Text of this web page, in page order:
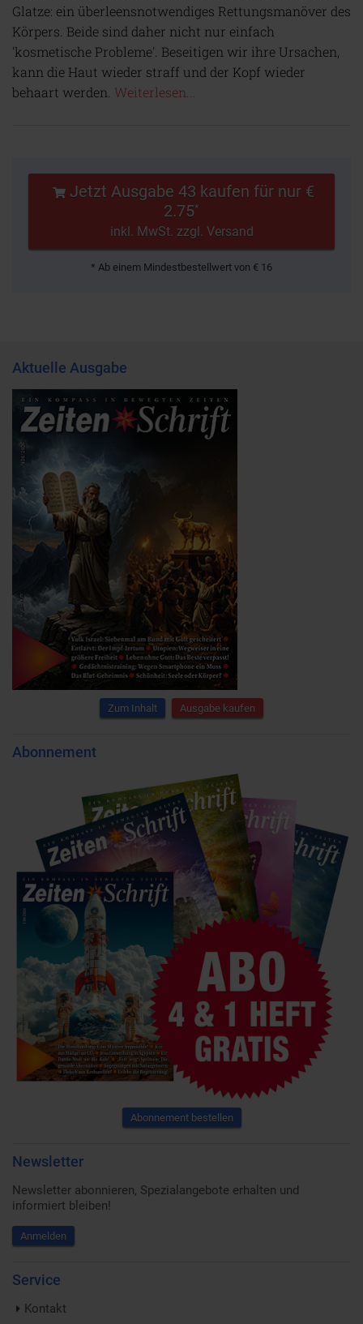
Glatze: ein überleensnotwendiges Rettungsmanöver des
Körpers. Beide sind daher nicht nur einfach
'kosmetische Probleme'. Beseitigen wir ihre Ursachen,
kann die Haut wieder straff und der Kopf wieder
behaart werden. Weiterlesen...
Jetzt Ausgabe 43 kaufen für nur €
2.75*
inkl. MwSt. zzgl. Versand
* Ab einem Mindestbestellwert von € 16
Aktuelle Ausgabe
Zum Inhalt Ausgabe kaufen
Abonnement
Abonnement bestellen
Newsletter
Newsletter abonnieren, Spezialangebote erhalten und
informiert bleiben!
Anmelden
Service
Kontakt